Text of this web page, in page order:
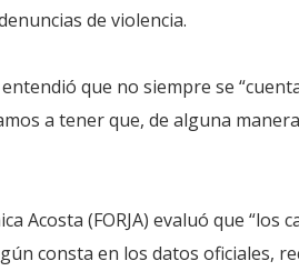
de violencia.
que no siempre se
a tener que, de alguna
Acosta (FORJA) evaluó que “los
consta en los datos oficiales,